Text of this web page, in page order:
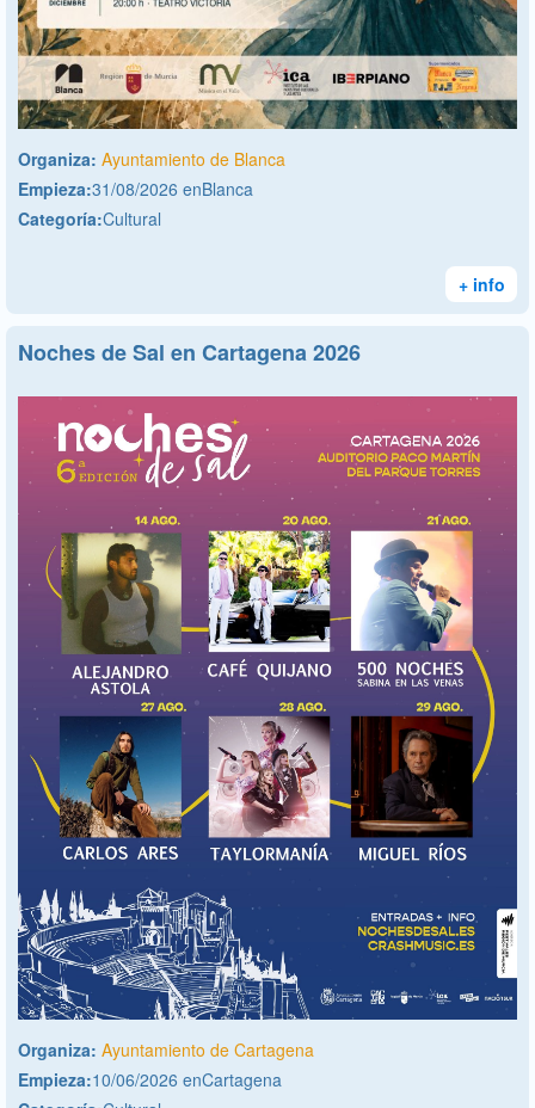
Organiza: Ayuntamiento de Blanca
Empieza:31/08/2026 enBlanca
Categoría:Cultural
+ info
Noches de Sal en Cartagena 2026
Organiza: Ayuntamiento de Cartagena
Empieza:10/06/2026 enCartagena